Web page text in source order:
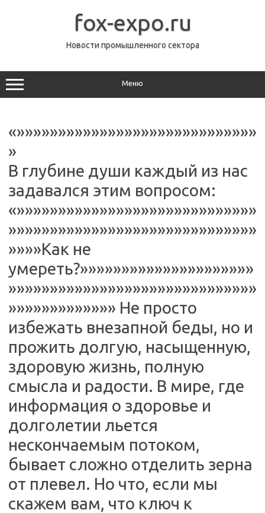
fox-expo.ru
Новости промышленного сектора
Меню
«»»»»»»»»»»»»»»»»»»»»»»»»»»»»»
»
В глубине души каждый из нас
задавался этим вопросом:
«»»»»»»»»»»»»»»»»»»»»»»»»»»»»»
»»»»»»»»»»»»»»»»»»»»»»»»»»»»»»
»»»»Как не
умереть?»»»»»»»»»»»»»»»»»»»»»
»»»»»»»»»»»»»»»»»»»»»»»»»»»»»»
»»»»»»»»»»»»» Не просто
избежать внезапной беды, но и
прожить долгую, насыщенную,
здоровую жизнь, полную
смысла и радости. В мире, где
информация о здоровье и
долголетии льется
нескончаемым потоком,
бывает сложно отделить зерна
от плевел. Но что, если мы
скажем вам, что ключ к